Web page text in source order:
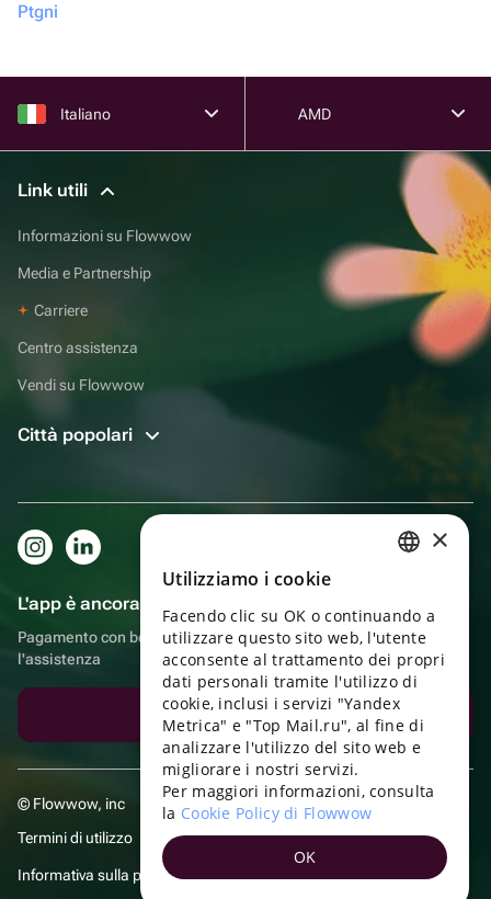
Ptgni
Italiano AMD
Link utili
Informazioni su Flowwow
Media e Partnership
Carriere
Centro assistenza
Vendi su Flowwow
Città popolari
L'app è ancora più comoda!
Pagamento con bonus, autoconsegna, comoda chat con
l'assistenza
Scarica l'app
© Flowwow, inc
Termini di utilizzo
Informativa sulla privacy
ENGLISH
UKRAINIAN
PORTUGUESE
SPANISH
TURKISH
×
Utilizziamo i cookie
Facendo clic su OK o continuando a
utilizzare questo sito web, l'utente
acconsente al trattamento dei propri
dati personali tramite l'utilizzo di
cookie, inclusi i servizi "Yandex
Metrica" e "Top Mail.ru", al fine di
analizzare l'utilizzo del sito web e
migliorare i nostri servizi.
Per maggiori informazioni, consulta
la Cookie Policy di Flowwow
OK